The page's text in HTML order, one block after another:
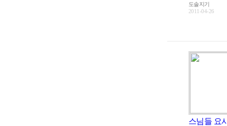
도솔지기
2011-04-26
스님들 요